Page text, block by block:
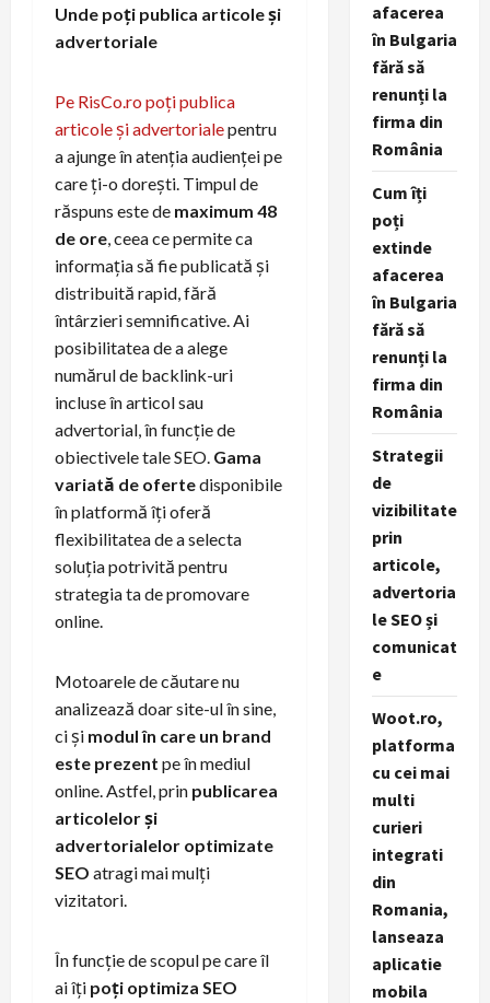
Unde poți publica articole și
advertoriale
Pe RisCo.ro poți publica
articole și advertorialepentru
a ajunge în atenția audienței pe
care ți-o dorești. Timpul de
răspuns este de maximum 48
de ore, ceea ce permite ca
informația să fie publicată și
distribuită rapid, fără
întârzieri semnificative. Ai
posibilitatea de a alege
numărul de backlink-uri
incluse în articol sau
advertorial, în funcție de
obiectivele tale SEO. Gama
variată de ofertedisponibile
în platformă îți oferă
flexibilitatea de a selecta
soluția potrivită pentru
strategia ta de promovare
online.
Motoarele de căutare nu
analizează doar site-ul în sine,
ci și modul în care un brand
este prezent pe în mediul
online. Astfel, prin publicarea
articolelor și
advertorialelor optimizate
SEO atragi mai mulți
vizitatori.
În funcție de scopul pe care îl
ai îți poți optimiza SEO
afacerea
în Bulgaria
fără să
renunți la
firma din
România
Cum îți
poți
extinde
afacerea
în Bulgaria
fără să
renunți la
firma din
România
Strategii
de
vizibilitate
prin
articole,
advertoria
le SEO și
comunicat
e
Woot.ro,
platforma
cu cei mai
multi
curieri
integrati
din
Romania,
lanseaza
aplicatie
mobila